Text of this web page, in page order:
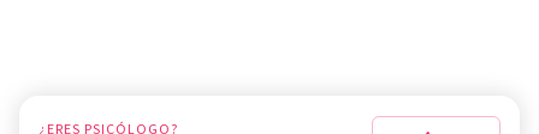
¿ERES PSICÓLOGO?